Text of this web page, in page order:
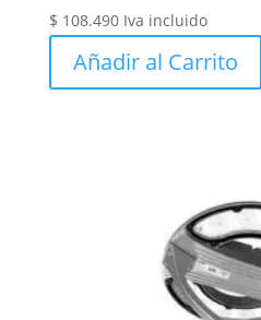
$ 108.490 Iva incluido
Añadir al Carrito